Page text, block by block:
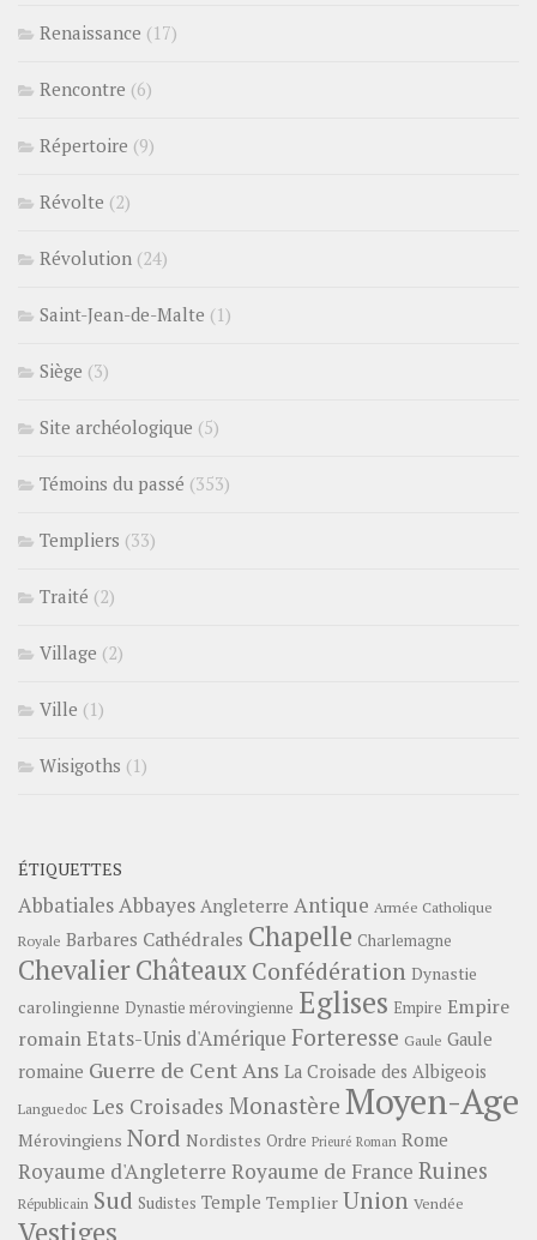
Renaissance (17)
Rencontre (6)
Répertoire (9)
Révolte (2)
Révolution (24)
Saint-Jean-de-Malte (1)
Siège (3)
Site archéologique (5)
Témoins du passé (353)
Templiers (33)
Traité (2)
Village (2)
Ville (1)
Wisigoths (1)
ÉTIQUETTES
Abbatiales Abbayes Angleterre Antique Armée Catholique
Royale Barbares Cathédrales Chapelle Charlemagne
ChevalierChâteauxConfédération Dynastie
carolingienne Dynastie mérovingienne Eglises Empire Empire
romainEtats-Unis d'Amérique Forteresse Gaule Gaule
romaine Guerre de Cent Ans La Croisade des Albigeois
Languedoc Les Croisades Monastère Moyen-Age
Mérovingiens Nord Nordistes Ordre Prieuré Roman Rome
Royaume d'Angleterre Royaume de France Ruines
Républicain Sud Sudistes Temple Templier Union Vendée
Vestiges